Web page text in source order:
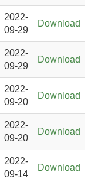
2022-
09-29
Download
2022-
09-29
Download
2022-
09-20
Download
2022-
09-20
Download
2022-
09-14
Download